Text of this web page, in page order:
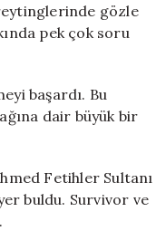
gözle
pek çok soru
başardı. Bu
dair büyük bir
Fetihler Sultanı
buldu. Survivor ve